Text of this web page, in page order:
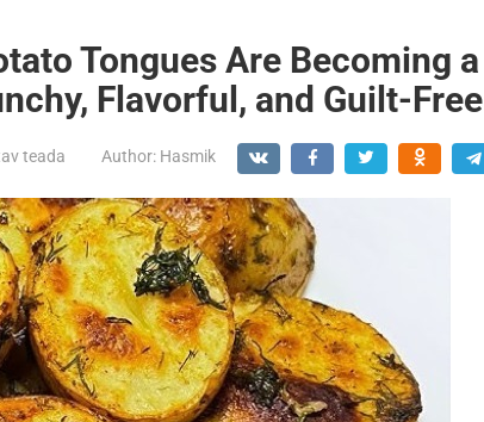
Tongues Are Becoming a
Flavorful, and Guilt-Free
teada Author: Hasmik